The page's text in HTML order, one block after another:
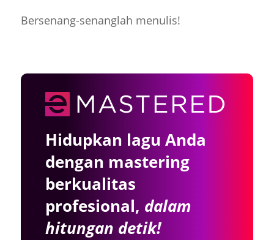
Bersenang-senanglah menulis!
Hidupkan lagu Anda
dengan mastering
berkualitas
profesional, dalam
hitungan detik!